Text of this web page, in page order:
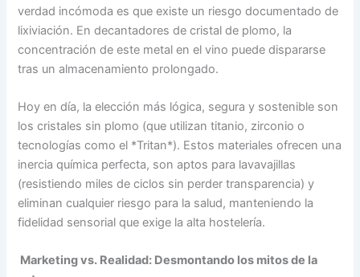
verdad incómoda es que existe un riesgo documentado de
lixiviación. En decantadores de cristal de plomo, la
concentración de este metal en el vino puede dispararse
tras un almacenamiento prolongado.
Hoy en día, la elección más lógica, segura y sostenible son
los cristales sin plomo (que utilizan titanio, zirconio o
tecnologías como el *Tritan*). Estos materiales ofrecen una
inercia química perfecta, son aptos para lavavajillas
(resistiendo miles de ciclos sin perder transparencia) y
eliminan cualquier riesgo para la salud, manteniendo la
fidelidad sensorial que exige la alta hostelería.
Marketing vs. Realidad: Desmontando los mitos de la